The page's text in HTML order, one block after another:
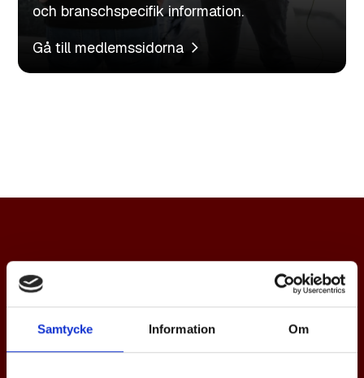
Samtycke Information Om
och branschspecifik information.
Gå till medlemssidorna
63
Gjuterier
17 56